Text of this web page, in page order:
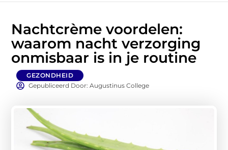
Nachtcrème voordelen:
waarom nacht verzorging
onmisbaar is in je routine
GEZONDHEID
Gepubliceerd Door: Augustinus College